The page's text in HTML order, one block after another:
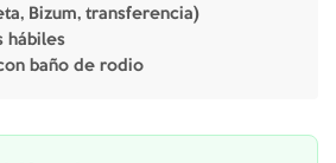
Bizum, transferencia)
hábiles
baño de rodio